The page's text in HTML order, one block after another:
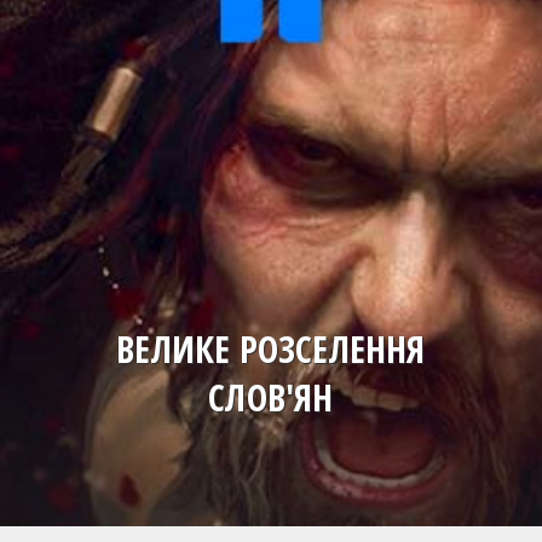
ВЕЛИКЕ РОЗСЕЛЕННЯ
СЛОВ'ЯН